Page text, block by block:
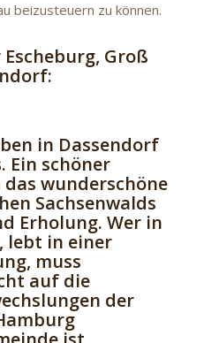
beizusteuern zu können.
Groß
in Dassendorf
Ein schöner
wunderschöne
Sachsenwalds
Erholung. Wer in
lebt in einer
muss
auf die
der